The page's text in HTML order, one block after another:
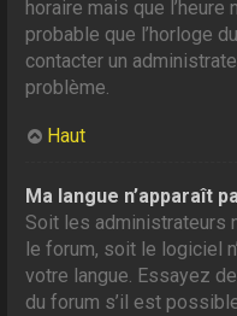
horaire mais que
probable que l’horloge
contacter un
problème.
Haut
Ma langue n’apparaît
Soit les administrateurs
le forum, soit le logiciel
votre langue. Essayez
du forum s’il est